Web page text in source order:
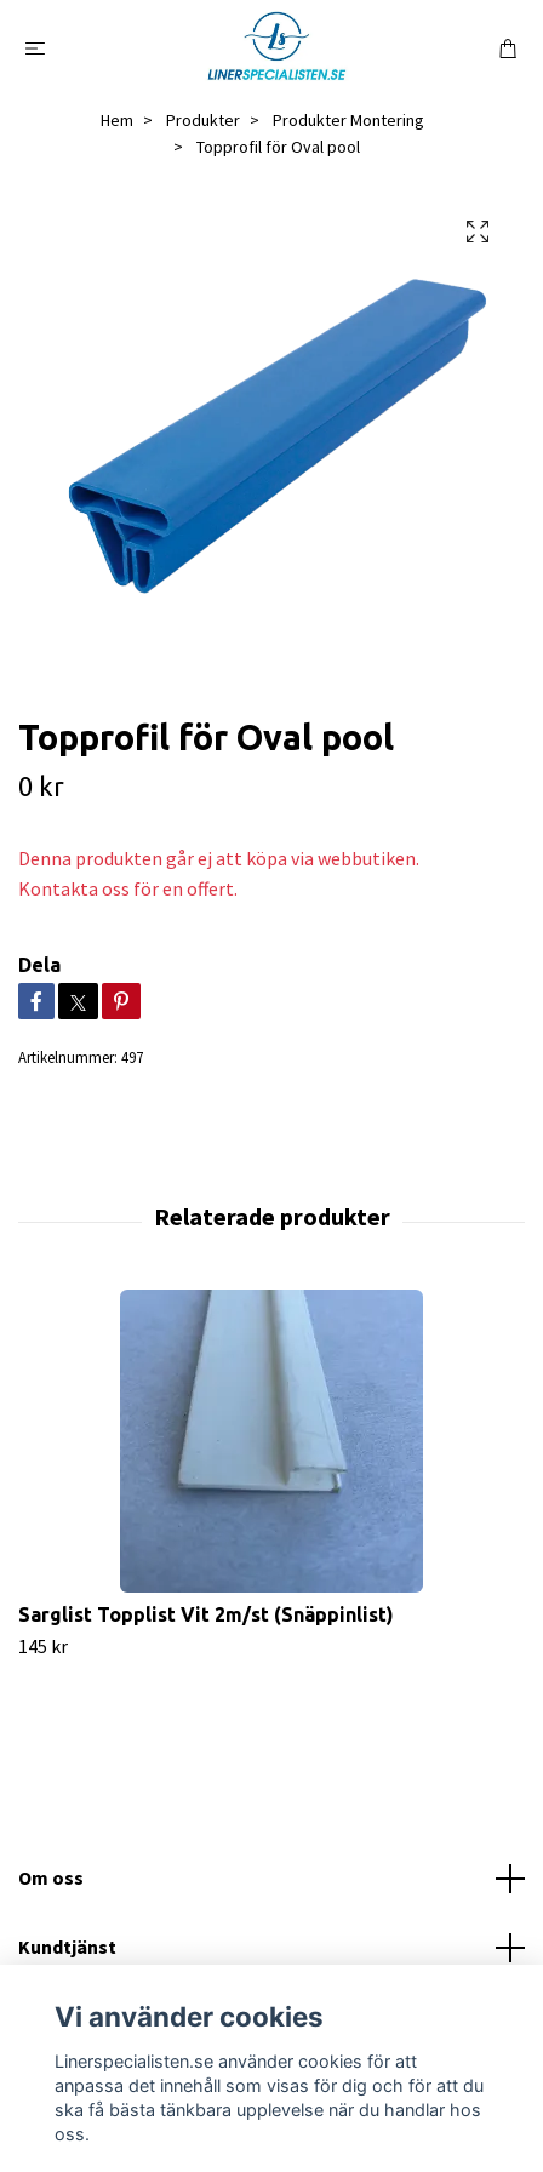
Hem Produkter
Produkter Montering
Topprofil för Oval pool
Topprofil för Oval pool
0 kr
Denna produkten går ej att köpa via webbutiken.
Kontakta oss för en offert.
Dela
Artikelnummer: 497
Sarglist Topplist Vit 2m/st (Snäppinlist)
145 kr
Om oss
Kundtjänst
Läs mer
Sociala medier
Vi använder cookies
Linerspecialisten.se använder cookies för att
anpassa det innehåll som visas för dig och för att du
ska få bästa tänkbara upplevelse när du handlar hos
oss.